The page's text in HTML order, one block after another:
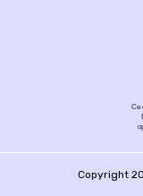
Ce
Copyright